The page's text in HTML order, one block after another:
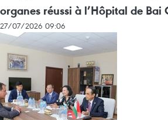
organes réussi à l’Hôpital de Bai
27/07/2026 09:06